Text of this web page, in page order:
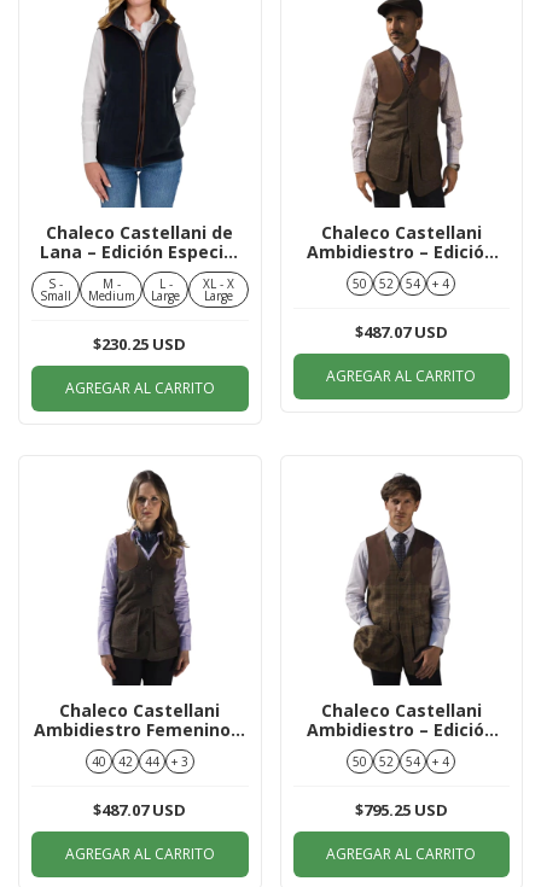
Chaleco Castellani de
Lana – Edición Especial
Clásico Ashby
S -
Small
M -
Medium
L -
Large
XL - X
Large
$230.25 USD
AGREGAR AL CARRITO
Chaleco Castellani
Ambidiestro – Edición
Especial Clásico Oban
50 52 54 + 4
$487.07 USD
AGREGAR AL CARRITO
Chaleco Castellani
Ambidiestro Femenino –
Edición Especial Clásico
Oban
40 42 44 + 3
$487.07 USD
AGREGAR AL CARRITO
Chaleco Castellani
Ambidiestro – Edición
Especial Clásico York
50 52 54 + 4
$795.25 USD
AGREGAR AL CARRITO